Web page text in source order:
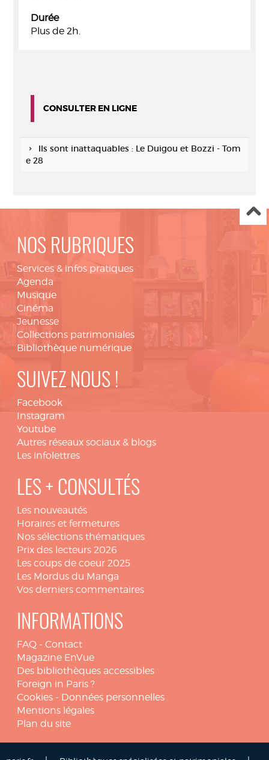
Durée
Plus de 2h.
CONSULTER EN LIGNE
Ils sont inattaquables : Le Duigou et Bozzi - Tom
e 28
NOS RUBRIQUES
Services & infos pratiques
Agenda
Musique
Cinéma
Jeunesse
Collections patrimoniales
Bibliothèque numérique
SUIVEZ NOUS !
Facebook
Instagram
Youtube
Autres réseaux sociaux & blogs
Les infolettres
LES + CONSULTÉS
Les nouveautés
Horaires et fermetures
Nos sélections thématiques
Prix des lecteurs 2026
Les coups de coeur 2025
Les Mordus du Manga
Vos derniers commentaires
INFORMATIONS
FAQ - Contact
Magazine EnVue
Des bibliothèques accessibles
Foreign in Paris ?
Cookies - Données personnelles
Mentions légales
Plan du site